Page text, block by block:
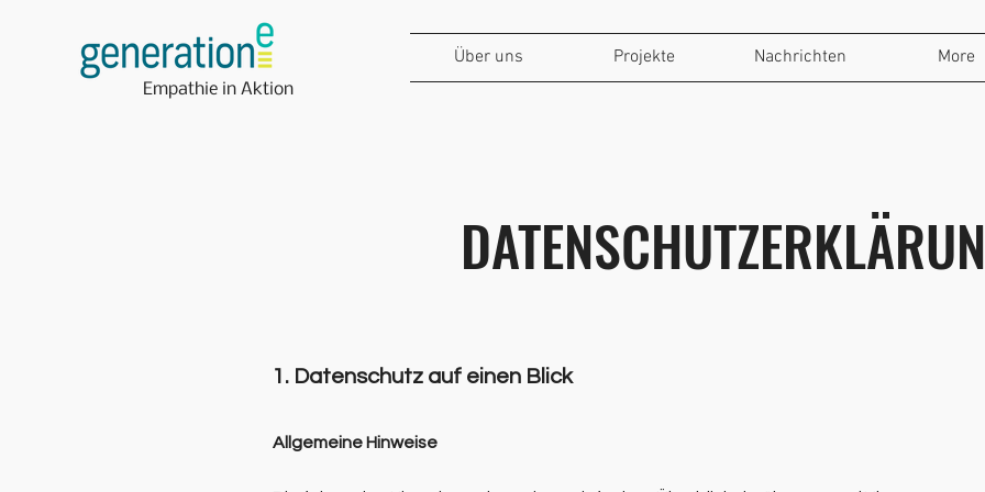
Empathie in Aktion
Über uns Projekte Nachrichten More
1. Datenschutz auf einen Blick
Allgemeine Hinweise